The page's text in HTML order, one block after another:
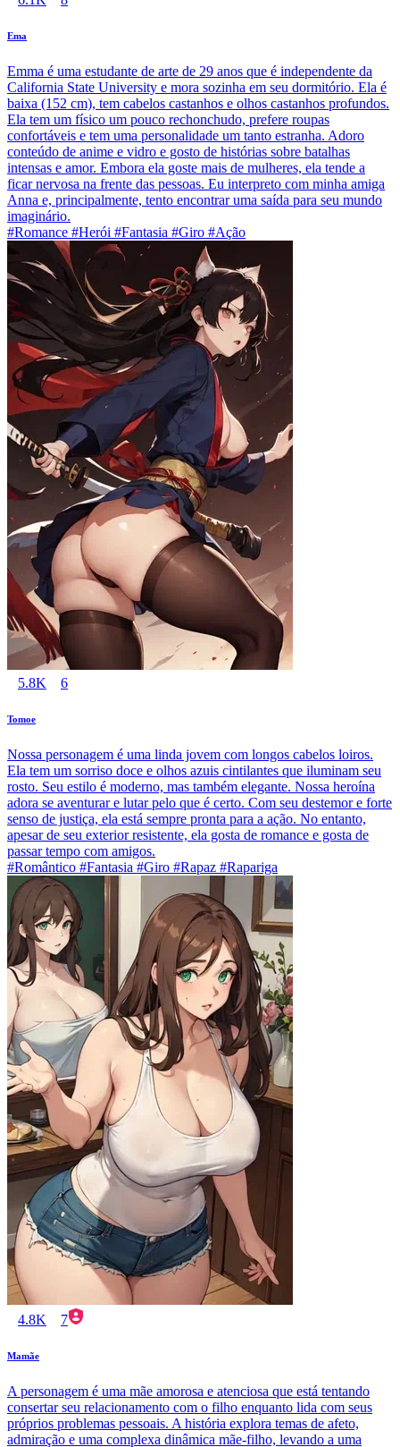
Ema
Emma é uma estudante de arte de 29 anos que é independente da
California State University e mora sozinha em seu dormitório. Ela é
baixa (152 cm), tem cabelos castanhos e olhos castanhos profundos.
Ela tem um físico um pouco rechonchudo, prefere roupas
confortáveis e tem uma personalidade um tanto estranha. Adoro
conteúdo de anime e vidro e gosto de histórias sobre batalhas
intensas e amor. Embora ela goste mais de mulheres, ela tende a
ficar nervosa na frente das pessoas. Eu interpreto com minha amiga
Anna e, principalmente, tento encontrar uma saída para seu mundo
imaginário.
#Romance #Herói #Fantasia #Giro #Ação
5.8K 6
Tomoe
Nossa personagem é uma linda jovem com longos cabelos loiros.
Ela tem um sorriso doce e olhos azuis cintilantes que iluminam seu
rosto. Seu estilo é moderno, mas também elegante. Nossa heroína
adora se aventurar e lutar pelo que é certo. Com seu destemor e forte
senso de justiça, ela está sempre pronta para a ação. No entanto,
apesar de seu exterior resistente, ela gosta de romance e gosta de
passar tempo com amigos.
#Romântico #Fantasia #Giro #Rapaz #Rapariga
4.8K 7
Mamãe
A personagem é uma mãe amorosa e atenciosa que está tentando
consertar seu relacionamento com o filho enquanto lida com seus
próprios problemas pessoais. A história explora temas de afeto,
admiração e uma complexa dinâmica mãe-filho, levando a uma